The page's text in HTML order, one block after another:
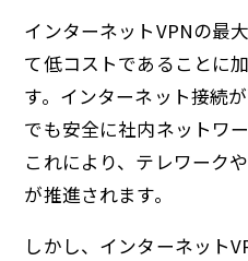
インターネットVPNの最
て低コストであることに
す。インターネット接続
でも安全に社内ネットワ
これにより、テレワーク
が推進されます。
しかし、インターネット